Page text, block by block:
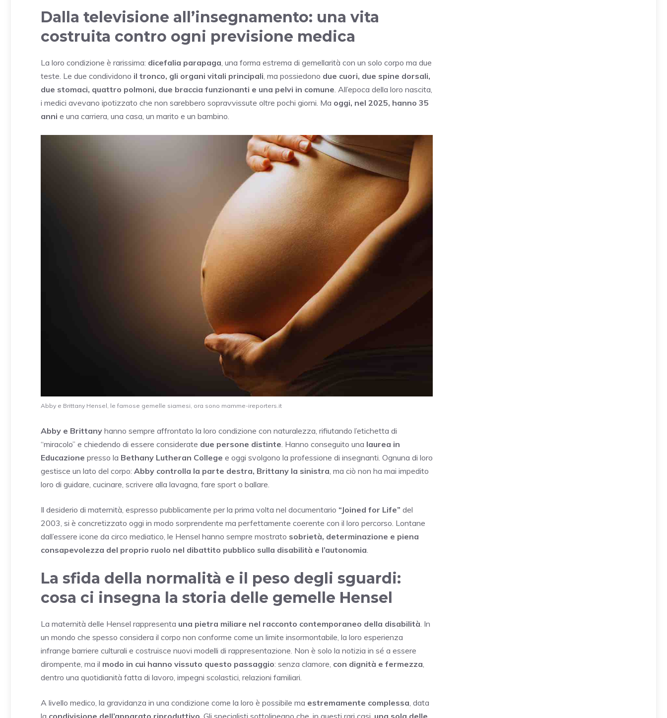
Dalla televisione all’insegnamento: una vita
costruita contro ogni previsione medica
La loro condizione è rarissima: dicefalia parapaga, una forma estrema di gemellarità con un solo corpo ma due
teste. Le due condividono il tronco, gli organi vitali principali, ma possiedono due cuori, due spine dorsali,
due stomaci, quattro polmoni, due braccia funzionanti e una pelvi in comune. All’epoca della loro nascita,
i medici avevano ipotizzato che non sarebbero sopravvissute oltre pochi giorni. Ma oggi, nel 2025, hanno 35
anni e una carriera, una casa, un marito e un bambino.
Abby e Brittany Hensel, le famose gemelle siamesi, ora sono mamme-ireporters.it
Abby e Brittany hanno sempre affrontato la loro condizione con naturalezza, rifiutando l’etichetta di
“miracolo” e chiedendo di essere considerate due persone distinte . Hanno conseguito una laurea in
Educazione presso la Bethany Lutheran College e oggi svolgono la professione di insegnanti. Ognuna di loro
gestisce un lato del corpo: Abby controlla la parte destra, Brittany la sinistra , ma ciò non ha mai impedito
loro di guidare, cucinare, scrivere alla lavagna, fare sport o ballare.
Il desiderio di maternità, espresso pubblicamente per la prima volta nel documentario “Joined for Life” del
2003, si è concretizzato oggi in modo sorprendente ma perfettamente coerente con il loro percorso. Lontane
dall’essere icone da circo mediatico, le Hensel hanno sempre mostrato sobrietà, determinazione e piena
consapevolezza del proprio ruolo nel dibattito pubblico sulla disabilità e l’autonomia
La sfida della normalità e il peso degli sguardi:
cosa ci insegna la storia delle gemelle Hensel
La maternità delle Hensel rappresenta una pietra miliare nel racconto contemporaneo della disabilità . In
un mondo che spesso considera il corpo non conforme come un limite insormontabile, la loro esperienza
infrange barriere culturali e costruisce nuovi modelli di rappresentazione. Non è solo la notizia in sé a essere
dirompente, ma il modo in cui hanno vissuto questo passaggio: senza clamore, con dignità e fermezza
dentro una quotidianità fatta di lavoro, impegni scolastici, relazioni familiari.
A livello medico, la gravidanza in una condizione come la loro è possibile ma estremamente complessa , data
la condivisione dell’apparato riproduttivo . Gli specialisti sottolineano che, in questi rari casi, una sola delle